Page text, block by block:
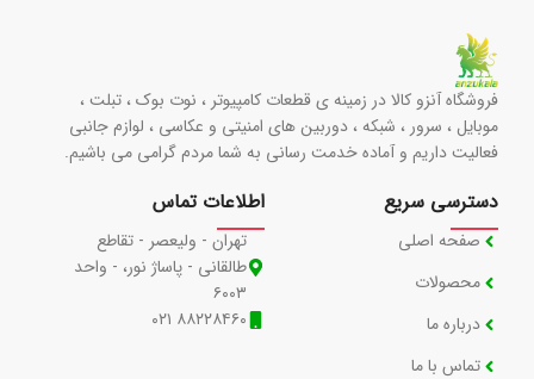
فروشگاه آنزو کالا در زمینه ی قطعات کامپیوتر ، نوت بوک ، تبلت ،
موبایل ، سرور ، شبکه ، دوربین های امنیتی و عکاسی ، لوازم جانبی
فعالیت داریم و آماده خدمت رسانی به شما مردم گرامی می باشیم.
دسترسی سریع
صفحه اصلی
محصولات
درباره ما
تماس با ما
اطلاعات تماس
تهران - ولیعصر - تقاطع
طالقانی - پاساژ نور، - واحد
۶۰۰۳
۸۸۲۲۸۴۶۰ ۰۲۱